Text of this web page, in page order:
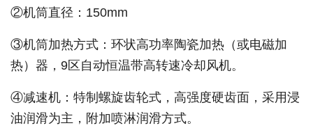
②机筒直径：150mm
③机筒加热方式：环状高功率陶瓷加热（或电磁加
热）器，9区自动恒温带高转速冷却风机。
④减速机：特制螺旋齿轮式，高强度硬齿面，采用浸
油润滑为主，附加喷淋润滑方式。